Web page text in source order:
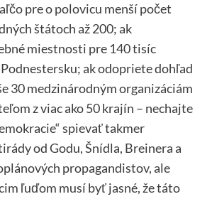
pre o polovicu menší počet
štátoch až 200; ak
miestnosti pre 140 tisíc
ak odopriete dohľad
30 medzinárodným organizáciám
z viac ako 50 krajín – nechajte
spievať takmer
od Godu, Šnídla, Breinera a
propagandistov, ale
ľuďom musí byť jasné, že táto